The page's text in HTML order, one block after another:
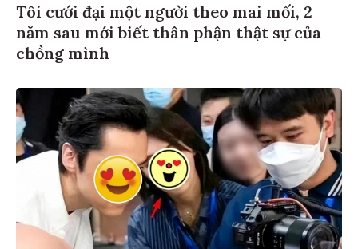
Tôi cưới đại một người theo mai mối, 2
năm sau mới biết thân phận thật sự của
chồng mình